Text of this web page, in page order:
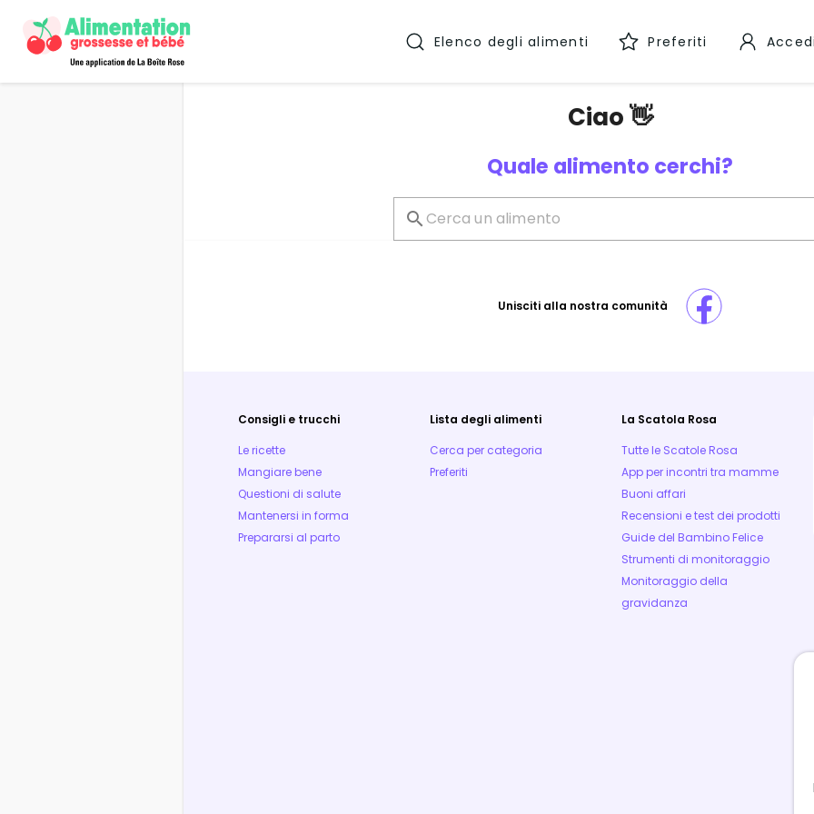
Elenco degli alimenti Preferiti
Ciao 👋
Quale alimento cerchi?
Unisciti alla nostra comunità
Consigli e trucchi
Le ricette
Mangiare bene
Questioni di salute
Mantenersi in forma
Prepararsi al parto
Lista degli alimenti
Cerca per categoria
Preferiti
La Scatola Rosa
Tutte le Scatole Rosa
App per incontri tra mamme
Buoni affari
Recensioni e test dei prodotti
Guide del Bambino Felice
Strumenti di monitoraggio
Monitoraggio della
gravidanza